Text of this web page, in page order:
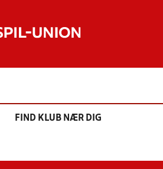
FIND KLUB NÆR DIG